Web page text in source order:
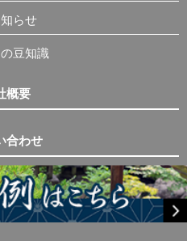
らせ
豆知識
概要
合わせ
園 All Rights Reserved.